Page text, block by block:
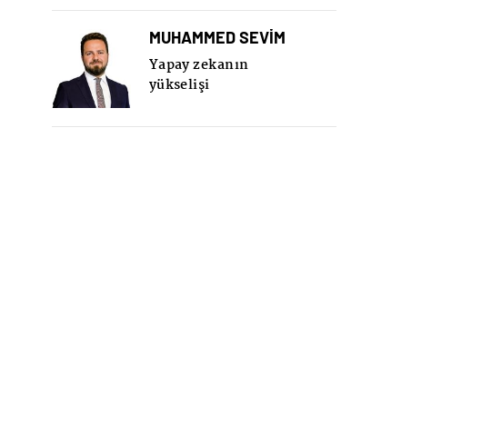
MUHAMMED SEVİM
Yapay zekanın
yükselişi